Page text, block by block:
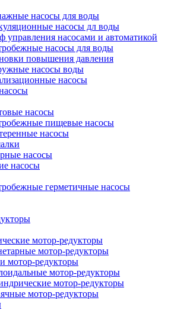
насосы для воды
насосы дл воды
управления насосами и автоматикой
насосы для воды
повышения давления
насосы воды
насосы
насосы
пищевые насосы
насосы
насосы
насосы
герметичные насосы
мотор-редукторы
мотор-редукторы
мотор-редукторы
мотор-редукторы
мотор-редукторы
мотор-редукторы